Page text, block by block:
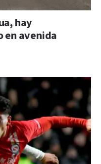
hay
en avenida